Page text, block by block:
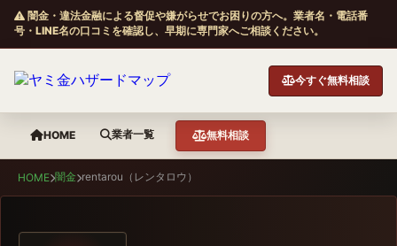
闇金・違法金融による督促や嫌がらせでお困りの方へ。業者名・電話番
号・LINE名の口コミを確認し、早期に専門家へご相談ください。
今すぐ無料相談
HOME 業者一覧 無料相談
HOME 闇金 rentarou（レンタロウ）